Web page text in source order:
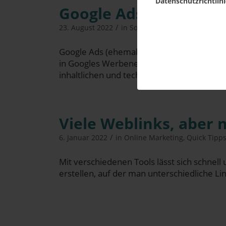
Goog­le Ads – Die
23. August 2022 / in Social Media Marketing
Goog­le Ads (ehe­mals Goog­le AdWords)
in Goo­gles Wer­be­netz­werk. Dahin­ter
inhalt­li­chen und tech­ni­schen
Vie­le Web­links, aber
6. Januar 2022 / in Online Marketing, Quick Tipps
Mit ver­schie­de­nen Tools lässt sich
erstel­len, auf der man unter­schied­li­che